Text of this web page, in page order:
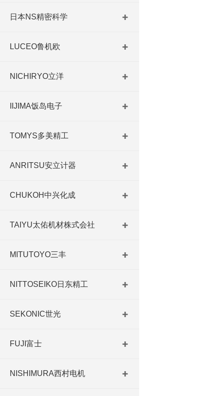
日本NS精密科学
LUCEO鲁机欧
NICHIRYO立洋
IIJIMA饭岛电子
TOMYS多美精工
ANRITSU安立计器
CHUKOH中兴化成
TAIYU太佑机材株式会社
MITUTOYO三丰
NITTOSEIKO日东精工
SEKONIC世光
FUJI富士
NISHIMURA西村电机